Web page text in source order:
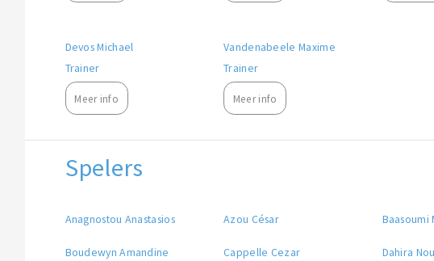
Devos Michael
Trainer
Meer info
Vandenabeele Maxime
Trainer
Meer info
Spelers
Anagnostou Anastasios Azou César Baasoumi
Boudewyn Amandine Cappelle Cezar Dahira